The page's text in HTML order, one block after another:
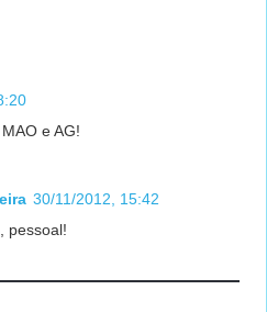
e AG!
30/11/2012, 15:42
pessoal!